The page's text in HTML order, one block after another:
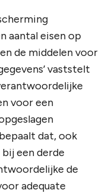
aantal eisen op
de middelen voor
vaststelt
voor een
dat, ook
een derde
de
adequate